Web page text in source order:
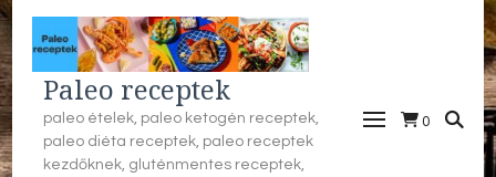
Paleo receptek
paleo ételek, paleo ketogén receptek,
paleo diéta receptek, paleo receptek
kezdőknek, gluténmentes receptek,
0